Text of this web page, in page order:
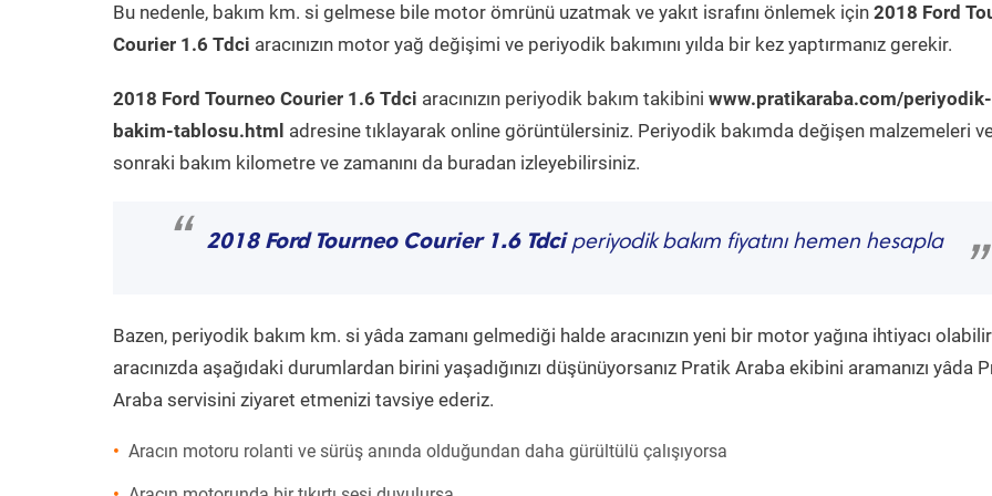
Bu nedenle, bakım km. si gelmese bile motor ömrünü uzatmak ve yakıt israfını önlemek için 2018 Ford
Courier 1.6 Tdci aracınızın motor yağ değişimi ve periyodik bakımını yılda bir kez yaptırmanız gerekir.
2018 Ford Tourneo Courier 1.6 Tdci aracınızın periyodik bakım takibini www.pratikaraba.com/periyodik-
bakim-tablosu.html adresine tıklayarak online görüntülersiniz. Periyodik bakımda değişen malzemeleri
sonraki bakım kilometre ve zamanını da buradan izleyebilirsiniz.
“ 2018 Ford Tourneo Courier 1.6 Tdciperiyodik bakım fiyatını hemen hesapla
”
Bazen, periyodik bakım km. si yâda zamanı gelmediği halde aracınızın yeni bir motor yağına ihtiyacı
aracınızda aşağıdaki durumlardan birini yaşadığınızı düşünüyorsanız Pratik Araba ekibini aramanızı yâda
Araba servisini ziyaret etmenizi tavsiye ederiz.
Aracın motoru rolanti ve sürüş anında olduğundan daha gürültülü çalışıyorsa